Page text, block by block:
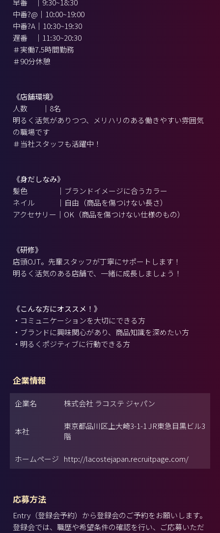
早番 ｜9:30~18:30
中番?@｜10:00~19:00
中番?A｜10:30~19:30
遅番 ｜11:30~20:30
＃実働7.5時間勤務
＃90分休憩
《店舗環境》
人数 ｜8名
明るく活気がありつつ、メリハリのある働きやすい雰囲気
の職場です
＃当社スタッフも活躍中！
《身だしなみ》
髪色 ｜ブランドイメージに合うカラー
ネイル ｜自由（商品を傷つけない長さ）
アクセサリー｜OK（商品を傷つけない仕様のもの）
《研修》
店頭OJT。先輩スタッフが丁寧にサポートします！
明るく活気のある店舗で、一緒に成長しましょう！
《こんな方にオススメ！》
・コミュニケーションを大切にできる方
・ブランドに興味関心があり、商品知識を深めたい方
・明るくポジティブに行動できる方
企業情報
企業名 株式会社 ラコステ ジャパン
本社
東京都品川区上大崎3-1-1 JR東急目黒ビル3
階
ホームページ http://lacostejapan.recruitpage.com/
応募方法
Entry（登録会予約）から登録会のご予約をお願いします。
登録会では、職歴や希望条件の確認を行い、ご応募いただ